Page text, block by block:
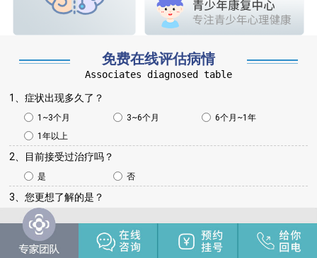
免费在线评估病情
Associates diagnosed table
1、症状出现多久了？
1~3个月 3~6个月
6个月~1年
1年以上
2、目前接受过治疗吗？
是 否
3、您更想了解的是？
病情咨询
治疗周期
其他